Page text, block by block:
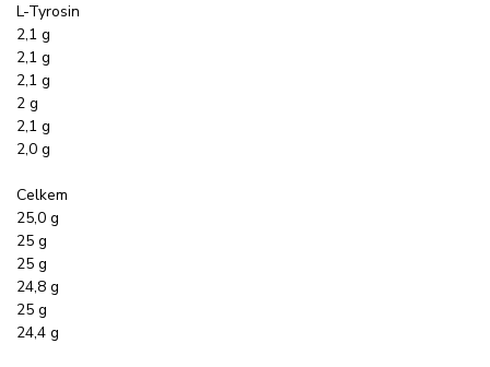
L-Tyrosin
2,1 g
2,1 g
2,1 g
2 g
2,1 g
2,0 g
Celkem
25,0 g
25 g
25 g
24,8 g
25 g
24,4 g